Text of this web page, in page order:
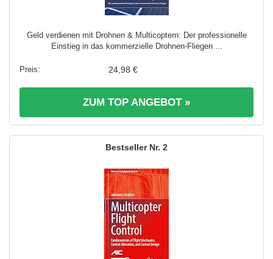
Geld verdienen mit Drohnen & Multicoptern: Der professionelle
Einstieg in das kommerzielle Drohnen-Fliegen ...
24,98 €
ZUM TOP ANGEBOT »
2